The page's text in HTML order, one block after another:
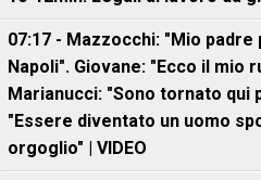
07:17 - Mazzocchi: "Mio
Napoli". Giovane: "Ecco il mio
Marianucci: "Sono tornato qui
"Essere diventato un uomo
orgoglio" | VIDEO